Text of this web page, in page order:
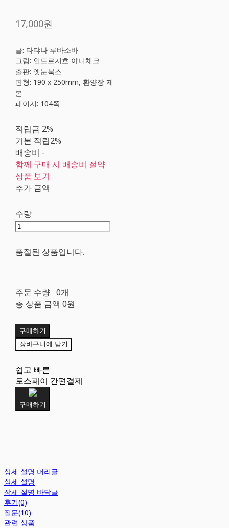
17,000원
글: 타탸나 루바소바
그림: 인드르지흐 야니체크
출판: 엣눈북스
판형: 190 x 250mm, 환양장 제
본
페이지: 104쪽
적립금 2%
기본 적립2%
배송비 -
함께 구매 시 배송비 절약
상품 보기
추가 금액
수량
품절된 상품입니다.
주문 수량 0개
총 상품 금액 0원
구매하기
장바구니에 담기
쉽고 빠른
토스페이 간편결제
구매하기
상세 설명 머리글
상세 설명
상세 설명 바닥글
후기(0)
질문(10)
관련 상품